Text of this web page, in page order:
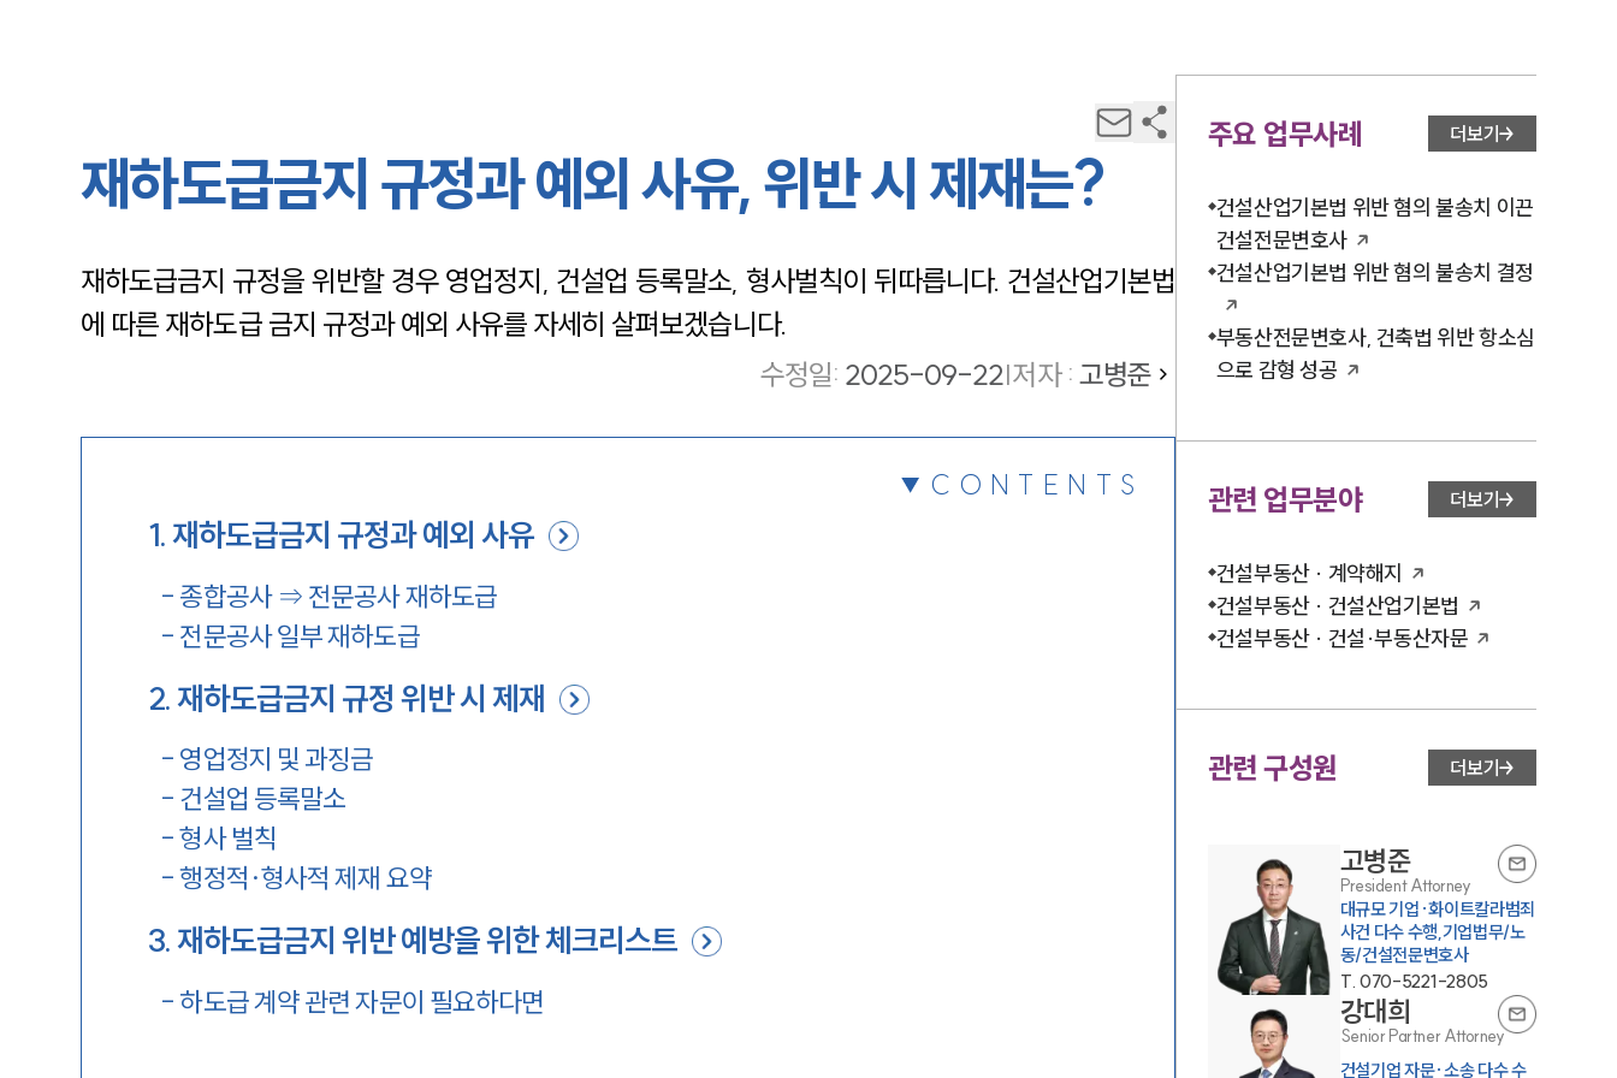
재하도급금지 규정과 예외 사유, 위반 시 제재는?
재하도급금지 규정을 위반할 경우 영업정지, 건설업 등록말소, 형사벌칙이 뒤따릅니다. 건설산업기본법
에 따른 재하도급 금지 규정과 예외 사유를 자세히 살펴보겠습니다.
수정일: 2025-09-22|저자 : 고병준
CONTENTS
1.재하도급금지 규정과 예외 사유
- 종합공사 ⇒ 전문공사 재하도급
- 전문공사 일부 재하도급
2.재하도급금지 규정 위반 시 제재
- 영업정지 및 과징금
- 건설업 등록말소
-형사 벌칙
-행정적·형사적 제재 요약
3.재하도급금지 위반 예방을 위한 체크리스트
- 하도급 계약 관련 자문이 필요하다면
주요 업무사례 더보기
건설산업기본법 위반 혐의 불송치 이끈
건설전문변호사
건설산업기본법 위반 혐의 불송치 결정
부동산전문변호사, 건축법 위반 항소심
으로 감형 성공
관련 업무분야 더보기
건설부동산 · 계약해지
건설부동산 · 건설산업기본법
건설부동산 · 건설·부동산자문
관련 구성원 더보기
고병준
President Attorney
대규모 기업·화이트칼라범죄
사건 다수 수행,기업법무/노
동/건설전문변호사
T. 070-5221-2805
강대희
Senior Partner Attorney
건설기업 자문·소송 다수 수